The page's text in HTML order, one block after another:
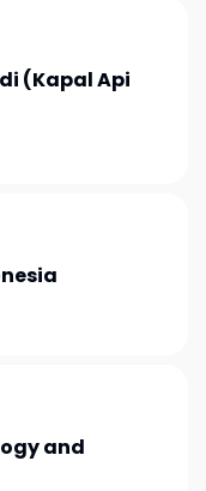
(Kapal Api
and